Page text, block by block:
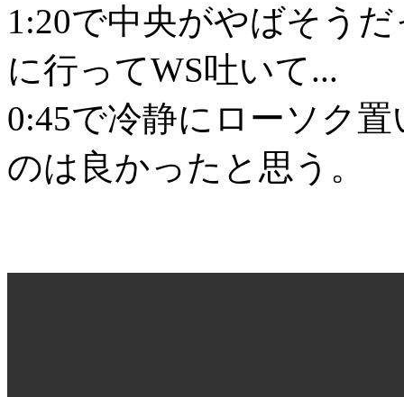
1:20で中央がやばそう
に行ってWS吐いて...
0:45で冷静にローソク
のは良かったと思う。